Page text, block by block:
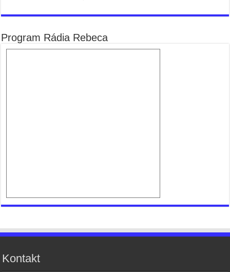
Program Rádia Rebeca
Kontakt